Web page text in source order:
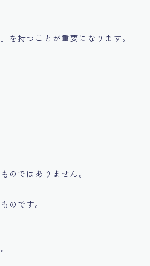
を持つことが重要になります。
のではありません。
のです。